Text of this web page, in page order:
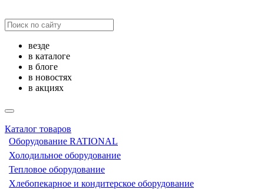
везде
в каталоге
в блоге
в новостях
в акциях
Каталог товаров
Оборудование RATIONAL
Холодильное оборудование
Тепловое оборудование
Хлебопекарное и кондитерское оборудование